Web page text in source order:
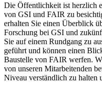
Die Öffentlichkeit ist herzlich
von GSI und FAIR zu
erhalten Sie einen Überblick
Forschung bei GSI und
Sie auf einem Rundgang zu
geführt und können einen
Baustelle von FAIR werfen.
von unseren Mitarbeitenden
Niveau verständlich zu halten